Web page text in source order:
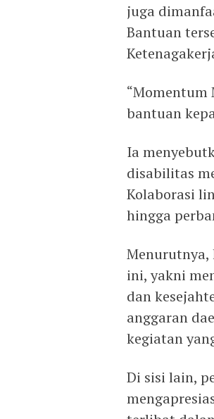
juga
Bantuan
“Momentum
bantuan
Ia
disabilitas
Kolaborasi
hingga
Menurutnya,
ini, yakni
dan
anggaran
kegiatan
Di sisi lain,